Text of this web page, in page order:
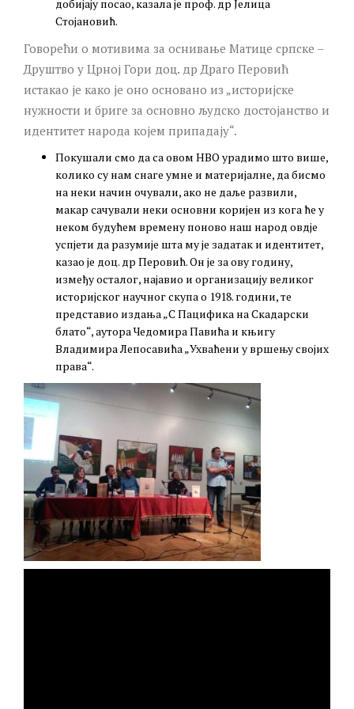
добијају посао, казала је проф. др Јелица
Стојановић.
Говорећи о мотивима за оснивање Матице српске –
Друштво у Црној Гори доц. др Драго Перовић
истакао је како је оно основано из „историјске
нужности и бриге за основно људско достојанство и
идентитет народа којем припадају“.
Покушали смо да са овом НВО урадимо што више,
колико су нам снаге умне и материјалне, да бисмо
на неки начин очували, ако не даље развили,
макар сачували неки основни коријен из кога ће у
неком будућем времену поново наш народ овдје
успјети да разумије шта му је задатак и идентитет,
казао је доц. др Перовић. Он је за ову годину,
између осталог, најавио и организацију великог
историјског научног скупа о 1918. години, те
представио издања „С Пацифика на Скадарски
блато“, аутора Чедомира Павића и књигу
Владимира Лепосавића „Ухваћени у вршењу својих
права“.